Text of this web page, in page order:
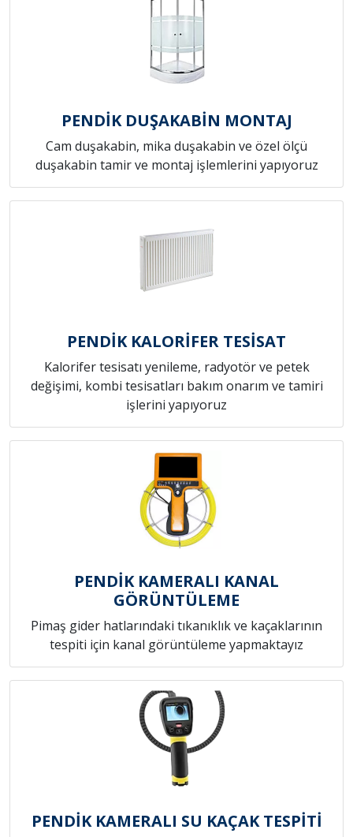
PENDİK DUŞAKABİN MONTAJ
Cam duşakabin, mika duşakabin ve özel ölçü
duşakabin tamir ve montaj işlemlerini yapıyoruz
PENDİK KALORİFER TESİSAT
Kalorifer tesisatı yenileme, radyotör ve petek
değişimi, kombi tesisatları bakım onarım ve tamiri
işlerini yapıyoruz
PENDİK KAMERALI KANAL
GÖRÜNTÜLEME
Pimaş gider hatlarındaki tıkanıklık ve kaçaklarının
tespiti için kanal görüntüleme yapmaktayız
PENDİK KAMERALI SU KAÇAK TESPİTİ